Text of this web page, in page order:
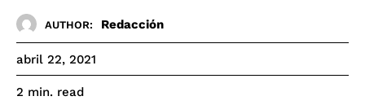
AUTHOR: Redacción
abril 22, 2021
2 min. read